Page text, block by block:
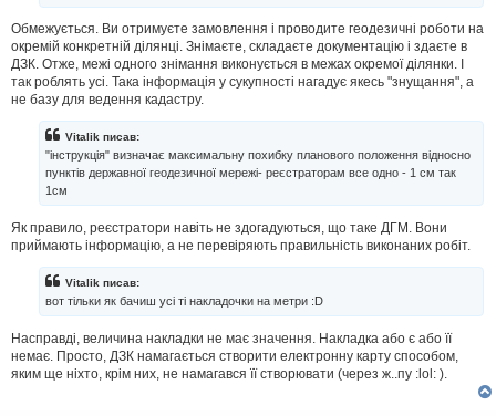
Обмежується. Ви отримуєте замовлення і проводите геодезичні роботи на
окремій конкретній ділянці. Знімаєте, складаєте документацію і здаєте в
ДЗК. Отже, межі одного знімання виконується в межах окремої ділянки. І
так роблять усі. Така інформація у сукупності нагадує якесь "знущання", а
не базу для ведення кадастру.
Vitalik писав:
"інструкція" визначає максимальну похибку планового положення відносно
пунктів державної геодезичної мережі- реєстраторам все одно - 1 см так
1см
Як правило, реєстратори навіть не здогадуються, що таке ДГМ. Вони
приймають інформацію, а не перевіряють правильність виконаних робіт.
Vitalik писав:
вот тільки як бачиш усі ті накладочки на метри :D
Насправді, величина накладки не має значення. Накладка або є або її
немає. Просто, ДЗК намагається створити електронну карту способом,
яким ще ніхто, крім них, не намагався її створювати (через ж..пу :lol: ).